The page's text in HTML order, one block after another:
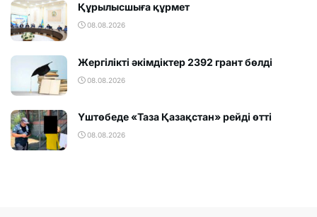
Құрылысшыға құрмет
08.08.2026
Жергілікті әкімдіктер 2392 грант бөлді
08.08.2026
Үштөбеде «Таза Қазақстан» рейді өтті
08.08.2026